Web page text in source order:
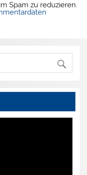
Spam zu reduzieren.